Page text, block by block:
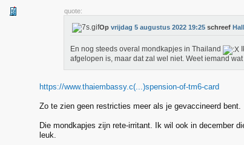
quote:
Op vrijdag 5 augustus 2022 19:25 schreef
En nog steeds overal mondkapjes in Thailand
afgelopen is, maar dat zal wel niet. Weet iemand
https://www.thaiembassy.c(...)spension-of-tm6-card
Zo te zien geen restricties meer als je gevaccineerd bent.
Die mondkapjes zijn rete-irritant. Ik wil ook in december
leuk.